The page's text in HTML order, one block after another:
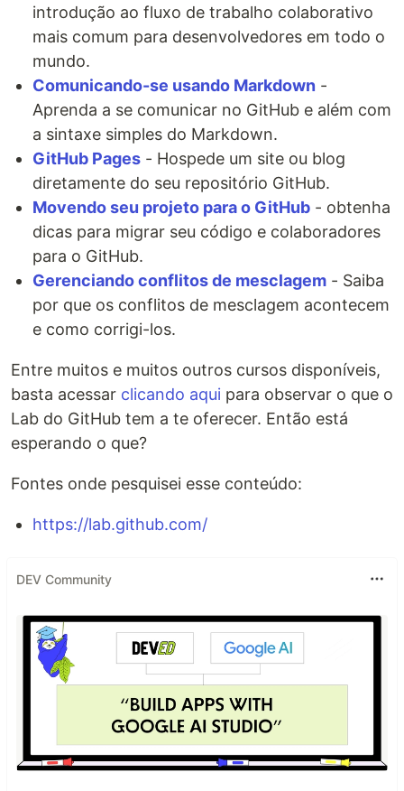
introdução ao fluxo de trabalho colaborativo
mais comum para desenvolvedores em todo o
mundo.
Comunicando-se usando Markdown -
Aprenda a se comunicar no GitHub e além com
a sintaxe simples do Markdown.
GitHub Pages - Hospede um site ou blog
diretamente do seu repositório GitHub.
Movendo seu projeto para o GitHub - obtenha
dicas para migrar seu código e colaboradores
para o GitHub.
Gerenciando conflitos de mesclagem - Saiba
por que os conflitos de mesclagem acontecem
e como corrigi-los.
Entre muitos e muitos outros cursos disponíveis,
basta acessar clicando aqui para observar o que o
Lab do GitHub tem a te oferecer. Então está
esperando o que?
Fontes onde pesquisei esse conteúdo:
https://lab.github.com/
DEV Community